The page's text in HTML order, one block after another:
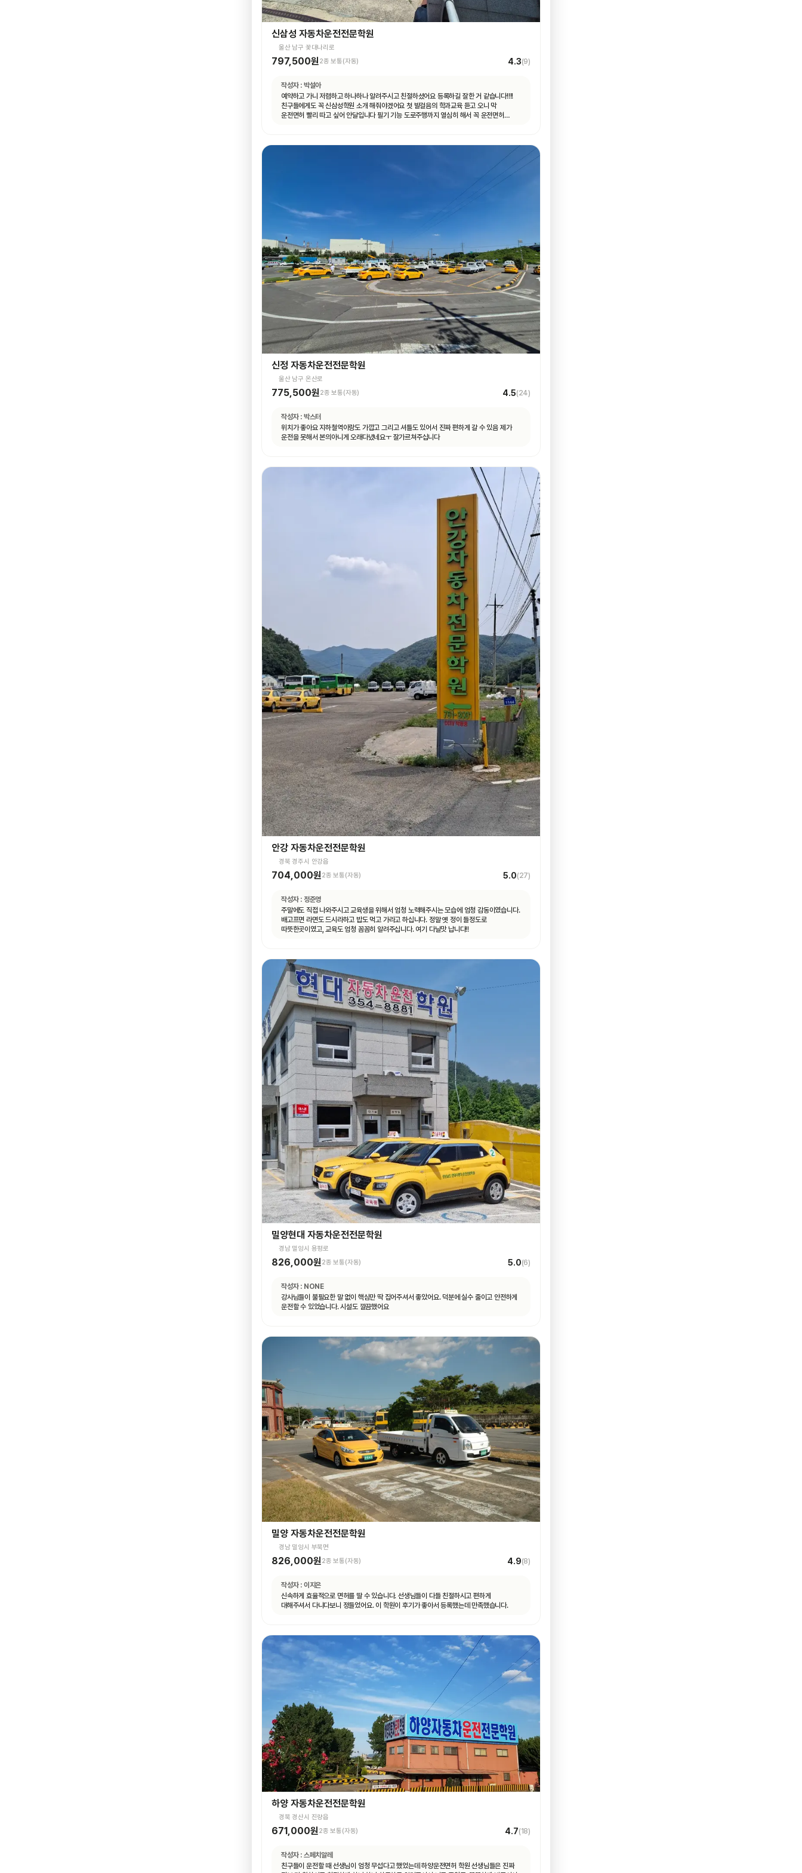
신삼성 자동차운전전문학원
울산 남구 꽃대나리로
797,500원 2종 보통(자동) 4.3(9)
작성자 : 박설아
예약하고 가니 저렴하고 하나하나 알려주시고 친절하셨어요 등록하길 잘한 거 같습니다!!!!
친구들에게도 꼭 신삼성학원 소개 해줘야겠어요 첫 발걸음의 학과교육 듣고 오니 막
운전면허 빨리 따고 싶어 안달입니다 필기 기능 도로주행까지 열심히 해서 꼭 운전면허
신정 자동차운전전문학원
울산 남구 온산로
775,500원2종 보통(자동) 4.5(24)
작성자 : 박스터
위치가 좋아요 지하철역이랑도 가깝고 그리고 셔틀도 있어서 진짜 편하게 갈 수 있음 제가
운전을 못해서 본의아니게 오래다녔네요ㅜ 잘가르쳐주십니다
안강 자동차운전전문학원
경북 경주시 안강읍
704,000원2종 보통(자동) 5.0(27)
작성자 : 정준영
주말에도 직접 나와주시고 교육생을 위해서 엄청 노력해주시는 모습에 엄청 감동이였습니다.
배고프면 라면도 드시라하고 밥도 먹고 가라고 하십니다. 정말 옛 정이 들정도로
따뜻한곳이였고, 교육도 엄청 꼼꼼히 알려주십니다. 여기 다닐맛 납니다!!
밀양현대 자동차운전전문학원
경남 밀양시 용평로
826,000원 2종 보통(자동) 5.0(6)
작성자 : NONE
강사님들이 불필요한 말 없이 핵심만 딱 집어주셔서 좋았어요. 덕분에 실수 줄이고 안전하게
운전할 수 있었습니다. 시설도 깔끔했어요
밀양 자동차운전전문학원
경남 밀양시 부북면
826,000원2종 보통(자동) 4.9(8)
작성자 : 이지은
신속하게 효율적으로 면허를 딸 수 있습니다. 선생님들이 다들 친절하시고 편하게
대해주셔서 다니다보니 정들었어요. 이 학원이 후기가 좋아서 등록했는데 만족했습니다.
하양 자동차운전전문학원
경북 경산시 진량읍
671,000원2종 보통(자동) 4.7(18)
작성자 : 스페치알레
친구들이 운전할 때 선생님이 엄청 무섭다고 했었는데 하양운전면허 학원 선생님들은 진짜